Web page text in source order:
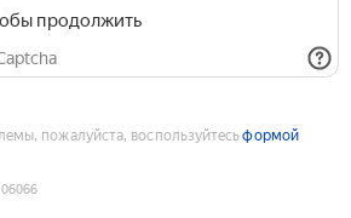
продолжить
пожалуйста, воспользуйтесьформой